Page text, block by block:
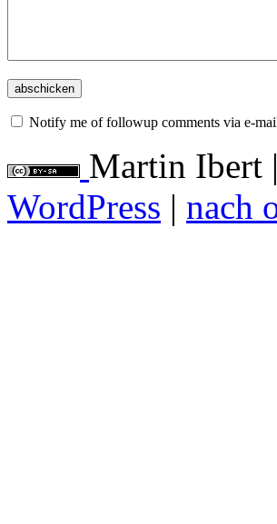
Notify me of followup comments via e-
Martin Ibert |
WordPress | nach